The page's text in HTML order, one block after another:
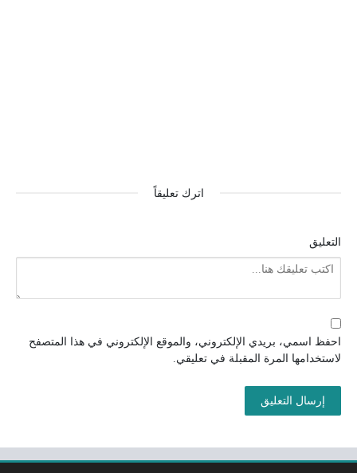
اترك تعليقاً
التعليق
احفظ اسمي، بريدي الإلكتروني، والموقع الإلكتروني في هذا المتصفح
لاستخدامها المرة المقبلة في تعليقي.